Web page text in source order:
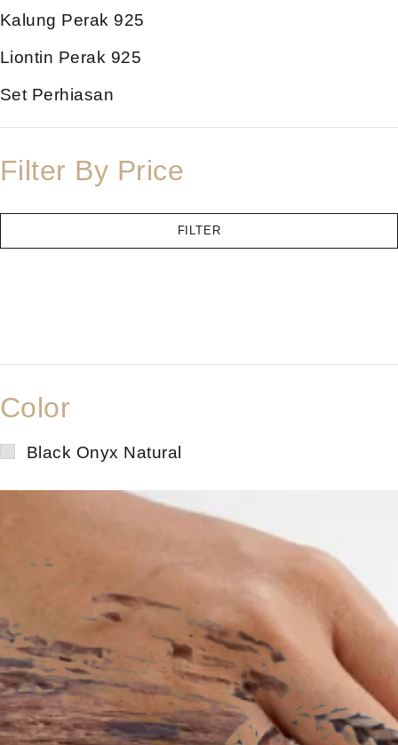
Kalung Perak 925
Liontin Perak 925
Set Perhiasan
Filter By Price
FILTER
Color
Black Onyx Natural